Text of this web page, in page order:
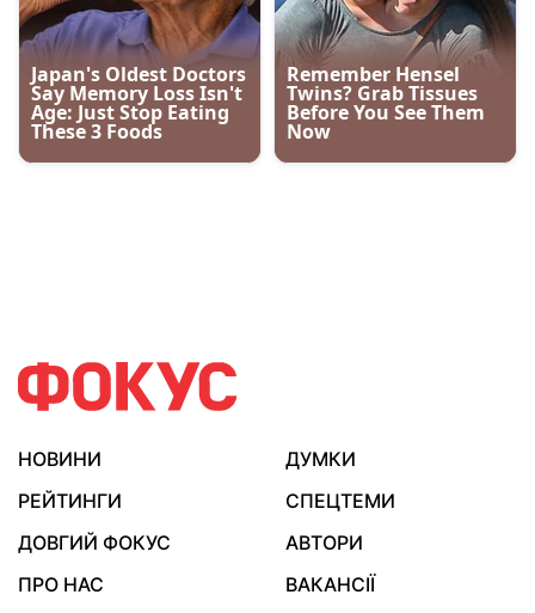
НОВИНИ
ДУМКИ
РЕЙТИНГИ
СПЕЦТЕМИ
ДОВГИЙ ФОКУС
АВТОРИ
ПРО НАС
ВАКАНСІЇ